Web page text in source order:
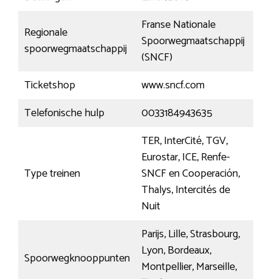
Regionale
spoorwegmaatschappij
Franse Nationale
Spoorwegmaatschappij
(SNCF)
Ticketshop
www.sncf.com
Telefonische hulp
0033184943635
Type treinen
TER, InterCité, TGV,
Eurostar, ICE, Renfe-
SNCF en Cooperación,
Thalys, Intercités de
Nuit
Spoorwegknooppunten
Parijs, Lille, Strasbourg,
Lyon, Bordeaux,
Montpellier, Marseille,